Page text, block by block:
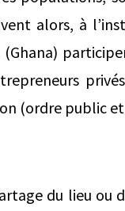
alors, à
(Ghana)
(ordre public et
du lieu ou